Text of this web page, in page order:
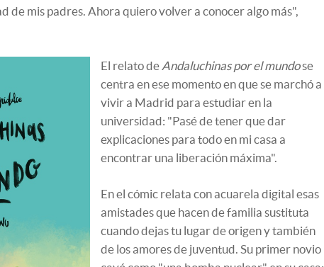
de mis padres. Ahora quiero volver a conocer algo más",
El relato de Andaluchinas por el mundose
centra en ese momento en que se marchó a
vivir a Madrid para estudiar en la
universidad: "Pasé de tener que dar
explicaciones para todo en mi casa a
encontrar una liberación máxima".
En el cómic relata con acuarela digital esas
amistades que hacen de familia sustituta
cuando dejas tu lugar de origen y también
de los amores de juventud. Su primer novio